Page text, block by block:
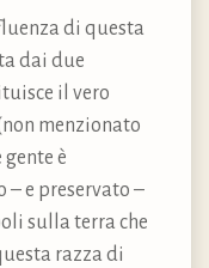
di questa
dai due
il vero
menzionato
è
e preservato –
sulla terra che
razza di